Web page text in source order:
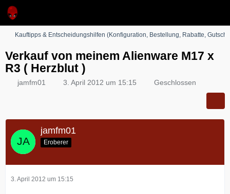
Kauftipps & Entscheidungshilfen (Konfiguration, Bestellung, Rabatte,
Verkauf von meinem Alienware M17 x
R3 ( Herzblut )
jamfm01 3. April 2012 um 15:15 Geschlossen
jamfm01
Eroberer
3. April 2012 um 15:15